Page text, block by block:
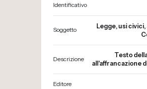
Identificativo
Soggetto
Legge, usi
Descrizione
Testo
all'affrancazione
nel fascicolo
Editore